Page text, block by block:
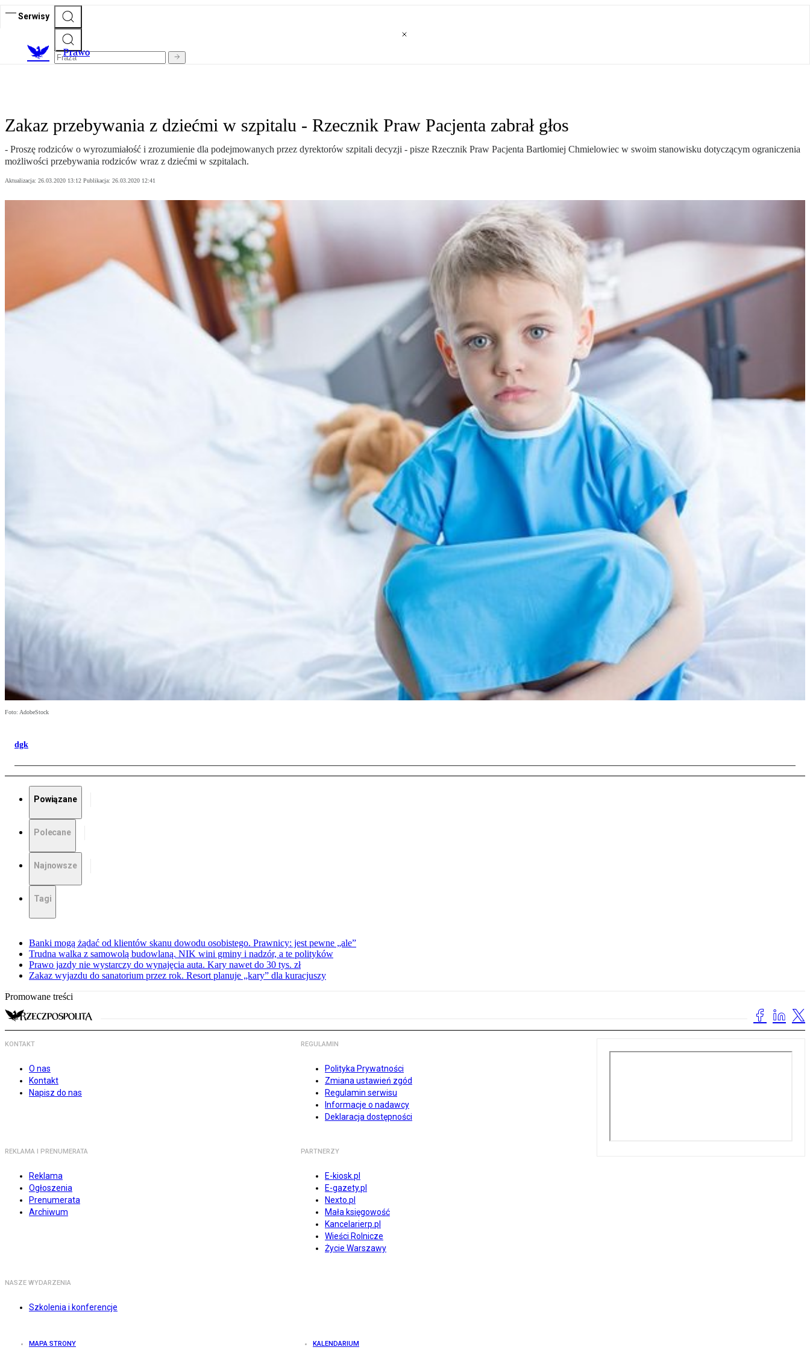
Serwisy
Prawo
Zakaz przebywania z dziećmi w szpitalu - Rzecznik Praw Pacjenta zabrał głos
- Proszę rodziców o wyrozumiałość i zrozumienie dla podejmowanych przez dyrektorów szpitali decyzji - pisze Rzecznik Praw Pacjenta Bartłomiej Chmielowiec w swoim stanowisku dotyczącym ograniczenia
możliwości przebywania rodziców wraz z dziećmi w szpitalach.
Aktualizacja: 26.03.2020 13:12 Publikacja: 26.03.2020 12:41
Foto: AdobeStock
dgk
Powiązane
Polecane
Najnowsze
Tagi
Banki mogą żądać od klientów skanu dowodu osobistego. Prawnicy: jest pewne „ale”
Trudna walka z samowolą budowlaną. NIK wini gminy i nadzór, a te polityków
Prawo jazdy nie wystarczy do wynajęcia auta. Kary nawet do 30 tys. zł
Zakaz wyjazdu do sanatorium przez rok. Resort planuje „kary” dla kuracjuszy
Promowane treści
KONTAKT
O nas
Kontakt
Napisz do nas
REGULAMIN
Polityka Prywatności
Zmiana ustawień zgód
Regulamin serwisu
Informacje o nadawcy
Deklaracja dostępności
REKLAMA I PRENUMERATA
Reklama
Ogłoszenia
Prenumerata
Archiwum
PARTNERZY
E-kiosk.pl
E-gazety.pl
Nexto.pl
Mała księgowość
Kancelarierp.pl
Wieści Rolnicze
Życie Warszawy
NASZE WYDARZENIA
Szkolenia i konferencje
MAPA STRONY KALENDARIUM